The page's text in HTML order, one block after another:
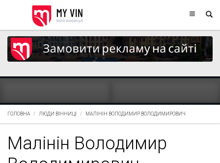
ГОЛОВНА ЛЮДИ ВІННИЦІ МАЛІНІН ВОЛОДИМИР ВОЛОДИМИРОВИЧ
Малінін Володимир